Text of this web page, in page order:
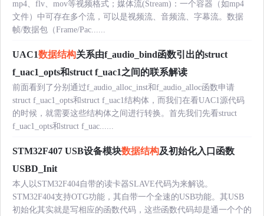
mp4、flv、mov等视频格式；媒体流(Stream)：一个容器（如mp4
文件）中可存在多个流，可以是视频流、音频流、字幕流。数据
帧/数据包（Frame/Pac......
UAC1数据结构关系由f_audio_bind函数引出的struct
f_uac1_opts和struct f_uac1之间的联系解读
前面看到了分别通过f_audio_alloc_inst和f_audio_alloc函数申请
struct f_uac1_opts和struct f_uac1结构体，而我们在看UAC1源代码
的时候，就需要这些结构体之间进行转换。首先我们先看struct
f_uac1_opts和struct f_uac......
STM32F407 USB设备模块数据结构及初始化入口函数
USBD_Init
本人以STM32F404自带的读卡器SLAVE代码为来解说。
STM32F404支持OTG功能，其自带一个全速的USB功能。其USB
初始化其实就是写相应的函数代码，这些函数代码却是通一个个的